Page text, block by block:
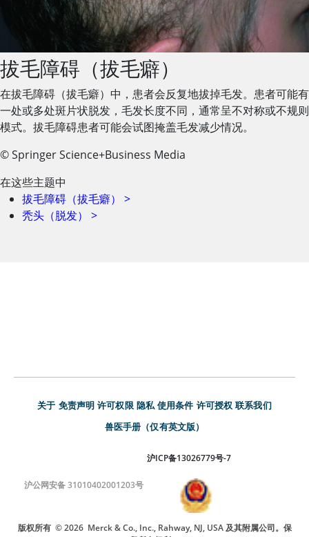
拔毛障碍（拔毛癖）
在拔毛障碍（拔毛癖）中，患者会反复地拔掉毛发。患者可能有
一处或多处斑片状脱发，毛发长度不同，通常呈不对称或不规则
模式。拔毛障碍患者可能会试图掩盖毛发减少情况。
© Springer Science+Business Media
在这些主题中
拔毛障碍（拔毛癖）
>
秃头（脱发）
>
关于 免责声明 许可权限 隐私 使用条件 许可授权 联系我们
兽医手册（仅有英文版）
沪ICP备13026779号-7
沪公网安备 31010402001203号
版权所有 © 2026 Merck & Co., Inc., Rahway, NJ, USA 及其附属公司。保